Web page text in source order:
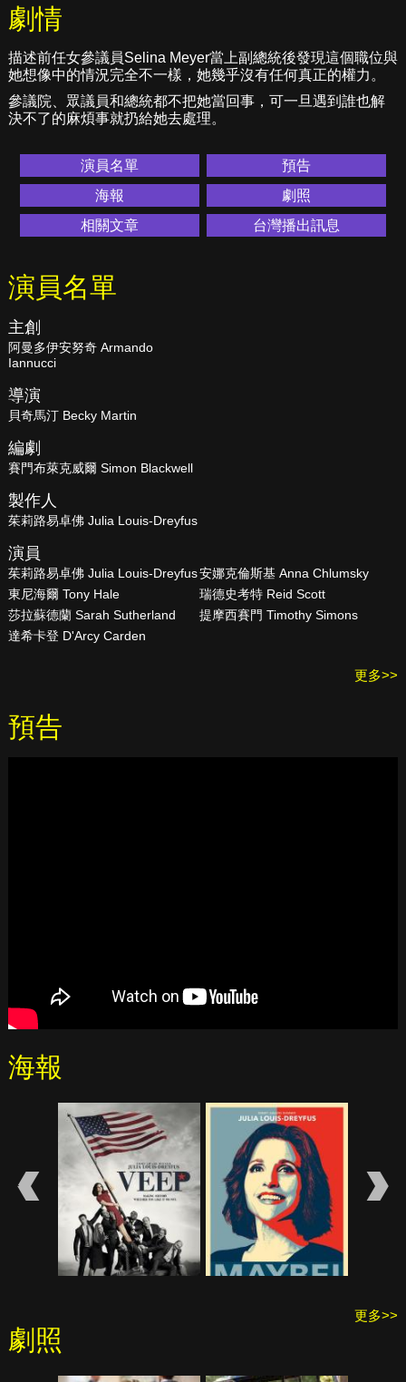
劇情
描述前任女參議員Selina Meyer當上副總統後發現這個職位與
她想像中的情況完全不一樣，她幾乎沒有任何真正的權力。
參議院、眾議員和總統都不把她當回事，可一旦遇到誰也解
決不了的麻煩事就扔給她去處理。
演員名單
預告
海報
劇照
相關文章
台灣播出訊息
演員名單
主創
阿曼多伊安努奇 Armando
Iannucci
導演
貝奇馬汀 Becky Martin
編劇
賽門布萊克威爾 Simon Blackwell
製作人
茱莉路易卓佛 Julia Louis-Dreyfus
演員
茱莉路易卓佛 Julia Louis-Dreyfus安娜克倫斯基 Anna Chlumsky
東尼海爾 Tony Hale
瑞德史考特 Reid Scott
莎拉蘇德蘭 Sarah Sutherland
提摩西賽門 Timothy Simons
達希卡登 D'Arcy Carden
更多>>
預告
海報
更多>>
劇照